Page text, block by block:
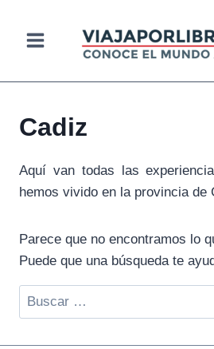
contenido
Cadiz
Aquí van todas las
hemos vivido en la provincia de
Parece que no encontramos lo
Puede que una búsqueda te
Buscar: